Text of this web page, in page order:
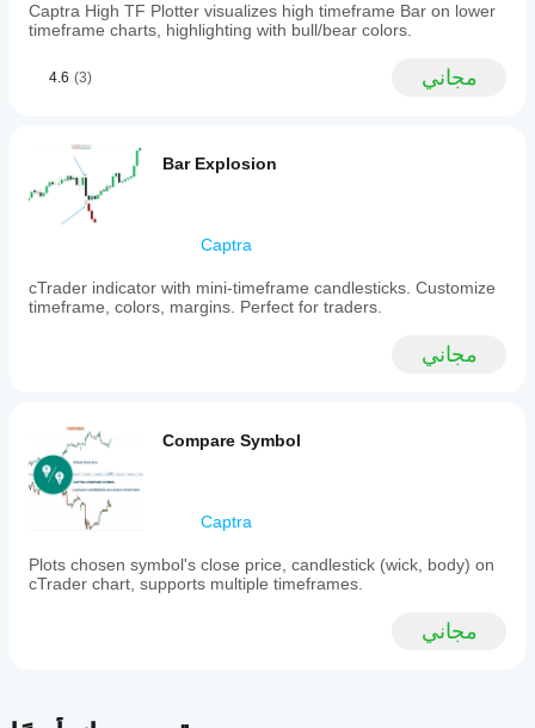
to
highlight
starts,
with
and
styles.
Designed
scalpers,
and
those
requiring
lightweight,
easy
to
set
compatible
with
Captra High TF Plotter visualizes high timeframe Bar on lower
timeframe charts, highlighting with bull/bear colors.
4.6 (3) مجاني
Bar Explosion
Captra
cTrader indicator with mini-timeframe candlesticks. Customize
timeframe, colors, margins. Perfect for traders.
مجاني
Compare Symbol
Captra
Plots chosen symbol's close price, candlestick (wick, body) on
cTrader chart, supports multiple timeframes.
مجاني